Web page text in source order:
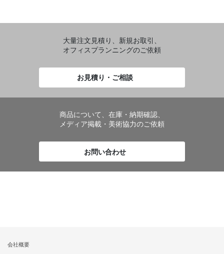
大量注文見積り、新規お取引、
オフィスプランニングのご依頼
お見積り・ご相談
商品について、在庫・納期確認、
メディア掲載・美術協力のご依頼
お問い合わせ
会社概要